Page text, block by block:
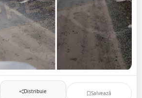
Distribuie Salvează